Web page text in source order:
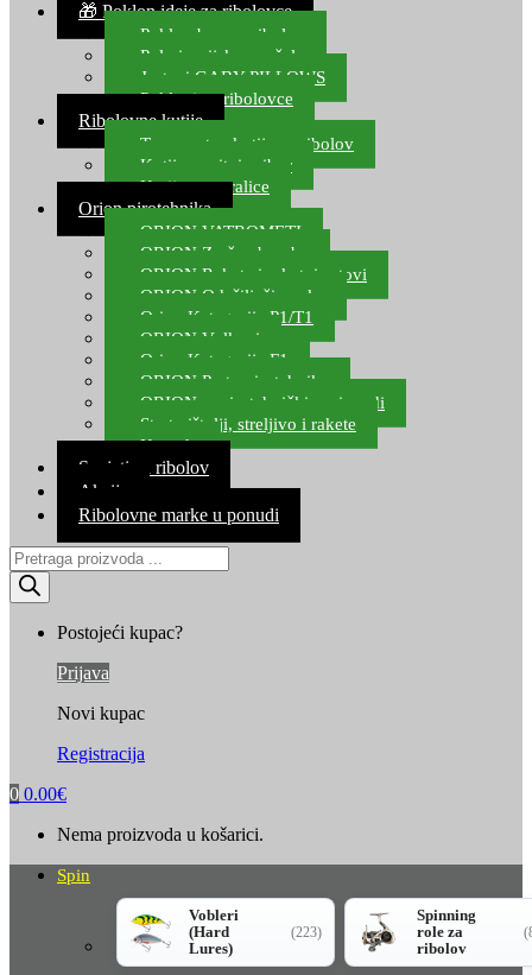
🎁 Poklon ideje za ribolovce
Poklon bon za ribolov
Polarizacijske naočale
Jastuci GABY PILLOWS
Pokloni za ribolovce
Ribolovne kutije
Transportne kutije za ribolov
Kutije za sitni pribor
Kutije za varalice
Orion pirotehnika
ORION VATROMETI
ORION Zračne bombe
ORION Rakete i raketni setovi
ORION Odašiljači zvuka
Orion Kategorija P1/T1
ORION Vulkani
Orion Kategorija F1
ORION Party pirotehnika
ORION nepirotehnički proizvodi
Start pištolji, streljivo i rakete
Kontakt
Savjeti za ribolov
Akcija
Ribolovne marke u ponudi
Products
search
Postojeći kupac?
Prijava
Novi kupac
Registracija
0 0.00€
Nema proizvoda u košarici.
Spin
Vobleri
(Hard
Lures)
(223)
Spinning
role za
ribolov